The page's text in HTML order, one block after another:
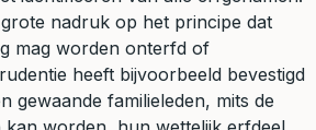
nadruk op het principe dat
mag worden onterfd of
heeft bijvoorbeeld bevestigd
gewaande familieleden, mits de